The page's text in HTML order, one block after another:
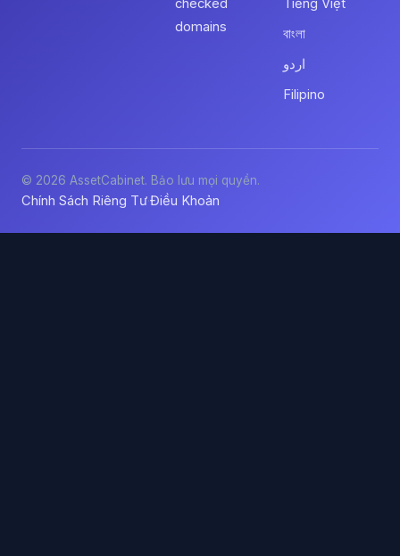
checked
domains
Tiếng Việt
বাংলা
اردو
Filipino
© 2026 AssetCabinet. Bảo lưu mọi quyền.
Chính Sách Riêng Tư·Điều Khoản